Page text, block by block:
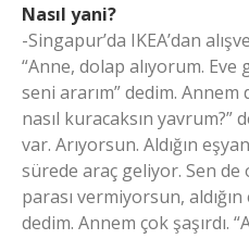
Nasıl yani?
-Singapur’da IKEA’dan
“Anne, dolap alıyorum.
seni ararım” dedim. Annem
nasıl kuracaksın yavrum?”
var. Arıyorsun. Aldığın
sürede araç geliyor. Sen
parası vermiyorsun,
dedim. Annem çok şaşırdı.